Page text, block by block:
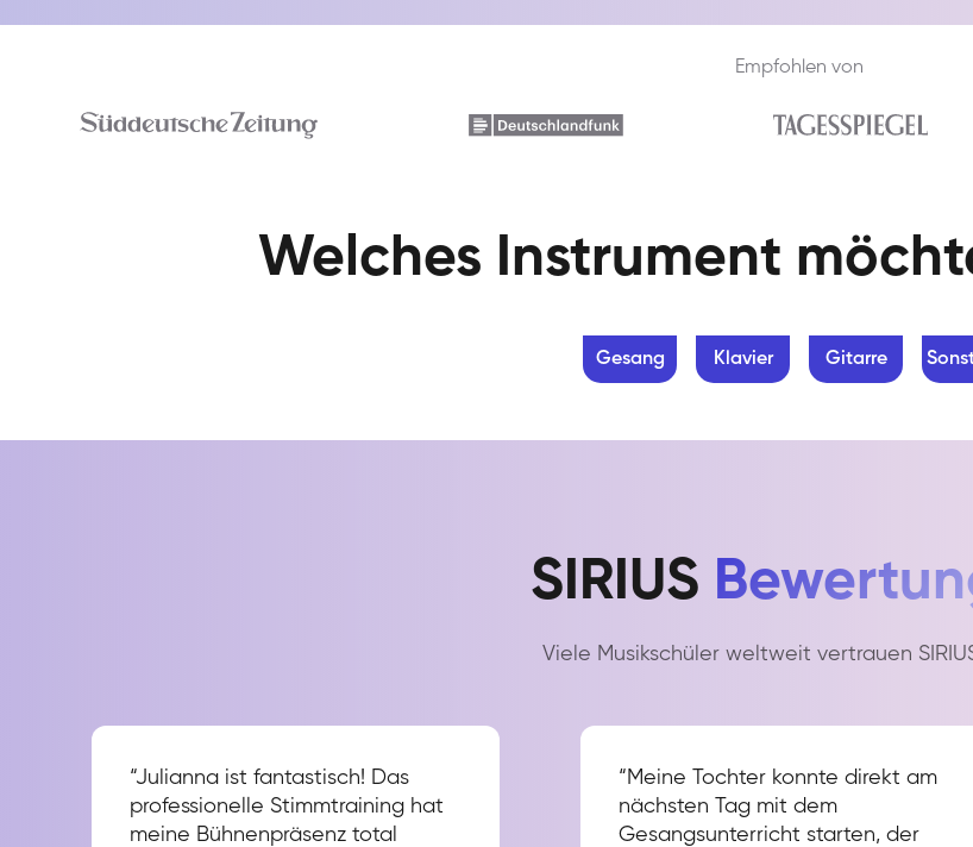
Empfohlen von
Welches Instrument
Gesang Klavier Gitarre
SIRIUS
Viele Musikschüler weltweit vertrauen
“Julianna ist fantastisch! Das
professionelle Stimmtraining hat
meine Bühnenpräsenz total
“Meine Tochter konnte direkt am
nächsten Tag mit dem
Gesangsunterricht starten, der